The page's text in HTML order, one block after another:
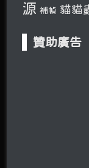
源 補幀 貓貓
贊助廣